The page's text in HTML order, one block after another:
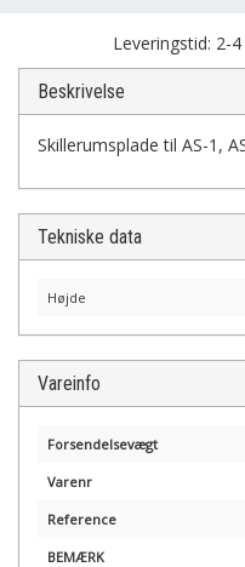
Leveringstid: 2-
Beskrivelse
Skillerumsplade til AS-1,
Tekniske data
Højde
Vareinfo
Forsendelsevægt
Varenr
Reference
BEMÆRK